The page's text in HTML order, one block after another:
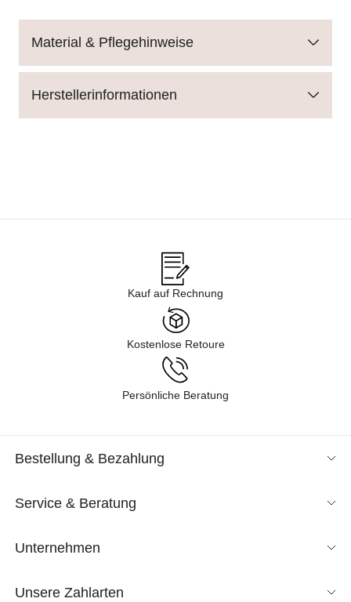
Material & Pflegehinweise
Herstellerinformationen
Kauf auf Rechnung
Kostenlose Retoure
Persönliche Beratung
Bestellung & Bezahlung
Service & Beratung
Unternehmen
Unsere Zahlarten